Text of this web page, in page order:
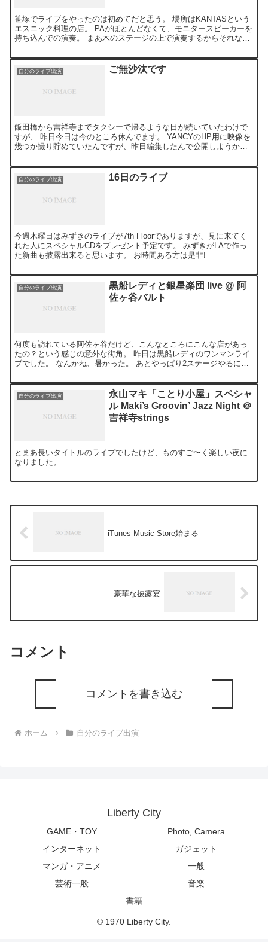
笹塚でライブをやったのは初めてだと思う。 場所はKANTASという
エスニック料理の店。 PAがほとんどなくて、モニタースピーカーを
持ち込んでの演奏。 まあ木のステージの上で演奏するからそれなり
自分のライブ出演 ご無沙汰です
飯田橋から吉祥寺までタクシーで帰るような日が続いていたわけで
すが、 昨日今日は今のところ休んでます。 YANCYのHP用に映像を
幾つか撮り貯めていたんですが、昨日編集したんで公開しようか
自分のライブ出演 16日のライブ
今週木曜日はみずきのライブが7th Floorでありますが、見に来てく
れた人にスペシャルCDをプレゼント予定です。 みずきがLAで作っ
た新曲も披露出来ると思います。 お時間ある方は是非!
自分のライブ出演
黒船レディと銀星楽団 live @ 阿
佐ヶ谷バルト
何度も訪れている阿佐ヶ谷だけど、こんなところにこんな店があっ
たの？という感じの意外な街角。 昨日は黒船レディのワンマンライ
ブでした。 なんかね、暑かった。 あとやっぱり2ステージやるには
自分のライブ出演
永山マキ「ことり小屋」スペシャ
ル Maki’s Groovin’ Jazz Night ＠
吉祥寺strings
とまあ長いタイトルのライブでしたけど、ものすご〜く楽しい夜に
なりました。
iTunes Music Store始まる
豪華な披露宴
コメント
コメントを書き込む
ホーム 自分のライブ出演
Liberty City
GAME・TOY
Photo, Camera
インターネット
ガジェット
マンガ・アニメ
一般
芸術一般
音楽
書籍
© 1970 Liberty City.